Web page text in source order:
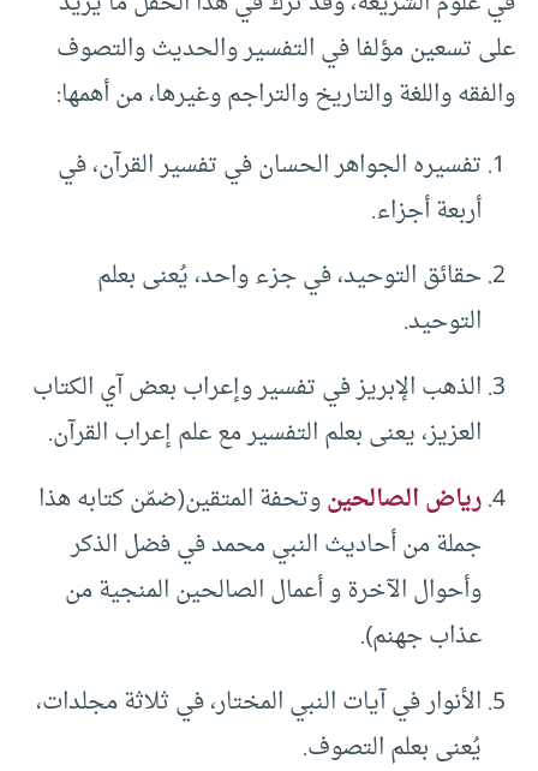
على تسعين مؤلفا في التفسير والحديث والتصوف
والفقه واللغة والتاريخ والتراجم وغيرها، من أهمها:
تفسيره الجواهر الحسان في تفسير القرآن، في
أربعة أجزاء.
حقائق التوحيد، في جزء واحد، يُعنى بعلم
التوحيد.
الذهب الإبريز في تفسير وإعراب بعض آي الكتاب
العزيز، يعنى بعلم التفسير مع علم إعراب القرآن.
رياض الصالحينوتحفة المتقين(ضمّن كتابه هذا
جملة من أحاديث النبي محمد في فضل الذكر
وأحوال الآخرة و أعمال الصالحين المنجية من
عذاب جهنم).
الأنوار في آيات النبي المختار، في ثلاثة مجلدات،
يُعنى بعلم التصوف.